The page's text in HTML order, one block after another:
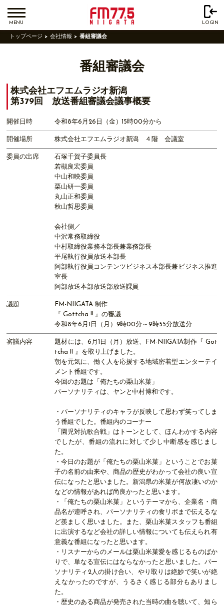
MENU LOGIN
トップページ 会社情報 番組審議会
番組審議会
株式会社エフエムラジオ新潟
第379回 放送番組審議会議事概要
開催日時 令和8年6月26日（金）15時00分から
開催場所 株式会社エフエムラジオ新潟 ４階 会議室
委員の出席
石塚千賀子委員長
若槻良宏委員
中山和映委員
栗山研一委員
丸山正和委員
秋山哲思委員
会社側／
中沢常務取締役
中村取締役業務本部長兼業務部長
平尾執行役員放送本部長
阿部執行役員コンテンツビジネス本部長兼ビジネス推進
室長
阿部放送本部放送部放送課員
議題
FM-NIIGATA 制作
『 Gottcha !! 』の審議
令和8年6月1日（月）9時00分～9時55分放送分
審議内容
題材には、6月1日（月）放送、FM-NIIGATA制作『 Got
tcha !! 』を取り上げました。
朝を元気に、働く人を応援する地域密着型エンターテイ
メント番組です。
今回のお題は「俺たちの栗山米菓」
パーソナリティは、ヤンと中村博和です。
・パーソナリティのキャラが反映して思わず笑ってしま
う番組でした。番組内のコーナー
「園児対抗歌合戦」はトーンとして、ほんわかする内容
でしたが、番組の流れに対して少し中断感を感じまし
た。
・今日のお題が「俺たちの栗山米菓」ということでお菓
子の名前の由来や、商品の歴史がわかって会社の良い宣
伝になったと思いました。新潟県の米菓が何故凄いのか
などの情報があれば尚良かったと思います。
・「俺たちの栗山米菓」というテーマから、企業名・商
品名が連呼され、パーソナリティの食リポまで伝えるな
ど羨ましく思いました。また、栗山米菓スタッフも番組
に出演するなど会社の詳しい情報についても伝えられ有
意義な番組になったと思います。
・リスナーからのメールは栗山米菓愛を感じるものばか
りで、単なる宣伝にはならなかったと思いました。パー
ソナリティ2人の掛け合い、やり取りは絶妙で笑いが絶
えなかったのですが、うるさく感じる部分もありまし
た。
・歴史のある商品が発売された当時の曲を聴いて、知ら